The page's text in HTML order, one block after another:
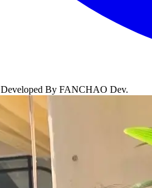
Developed By FANCHAO Dev.